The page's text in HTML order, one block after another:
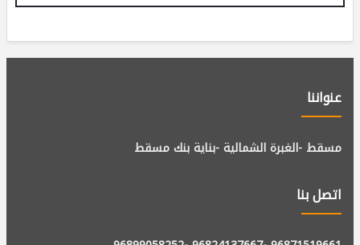
عنواننا
مسقط -الغبرة الشمالية -بناية بنك مسقط
اتصل بنا